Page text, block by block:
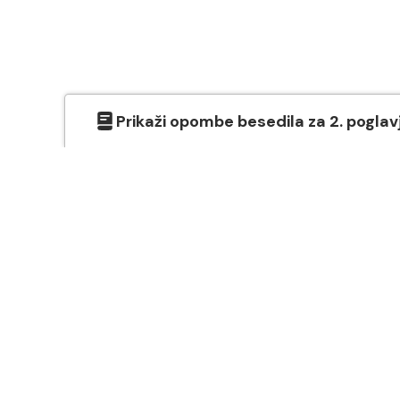
Prikaži opombe besedila za 2.